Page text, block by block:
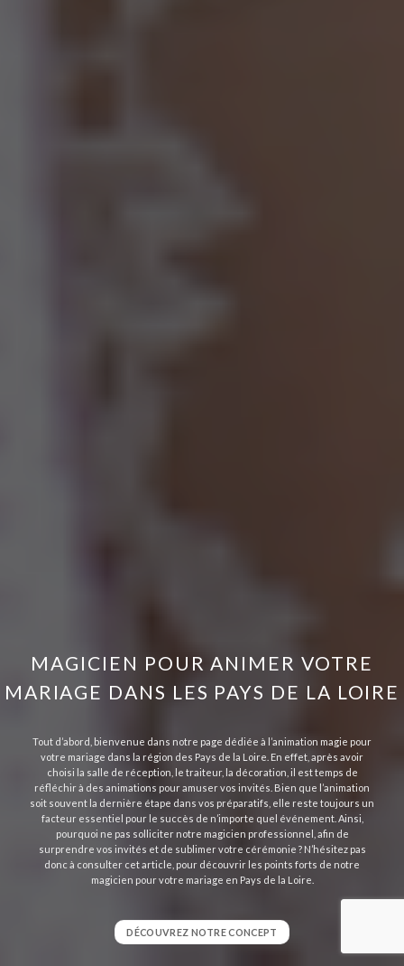
MAGICIEN POUR ANIMER VOTRE
MARIAGE DANS LES PAYS DE LA LOIRE
Tout d’abord, bienvenue dans notre page dédiée à l’animation magie pour
votre mariage dans la région des Pays de la Loire. En effet, après avoir
choisi la salle de réception, le traiteur, la décoration, il est temps de
réfléchir à des animations pour amuser vos invités. Bien que l’animation
soit souvent la dernière étape dans vos préparatifs, elle reste toujours un
facteur essentiel pour le succès de n’importe quel événement. Ainsi,
pourquoi ne pas solliciter notre magicien professionnel, afin de
surprendre vos invités et de sublimer votre cérémonie ?N’hésitez pas
donc à consulter cet article, pour découvrir les points forts de notre
magicien pour votre mariage en Pays de la Loire.
DÉCOUVREZ NOTRE CONCEPT